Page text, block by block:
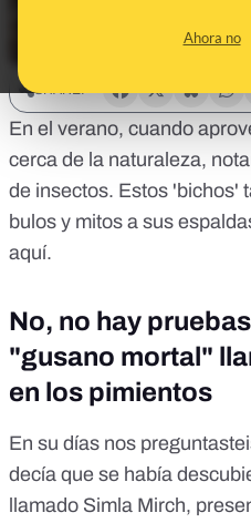
Ahora no
SHARE:
En el verano, cuando
cerca de la naturaleza,
de insectos. Estos 'bichos'
bulos y mitos a sus
aquí.
No, no hay
"gusano mortal"
en los pimientos
En su días nos
decía que se había
llamado Simla Mirch,